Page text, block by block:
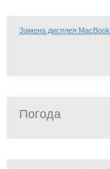
Замена дисплея MacBook
Погода